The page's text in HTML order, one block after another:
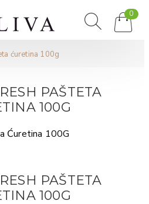
0
ćuretina 100g
PAŠTETA
100G
PAŠTETA
100G